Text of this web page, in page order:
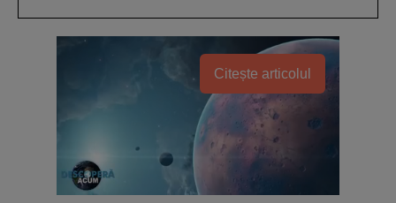
Citește articolul